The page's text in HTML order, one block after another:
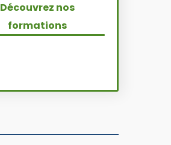
Découvrez nos
formations